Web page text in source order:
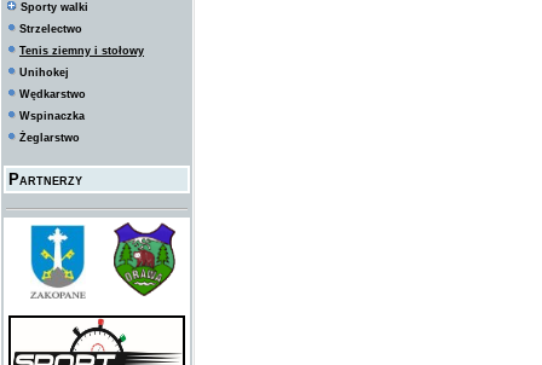
Sporty walki
Strzelectwo
Tenis ziemny i stołowy
Unihokej
Wędkarstwo
Wspinaczka
Żeglarstwo
Partnerzy